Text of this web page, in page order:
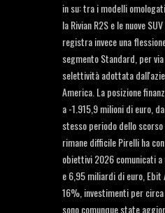
in su: tra i modelli
la Rivian R2S e le nuove
registra invece una
segmento Standard, per
selettività adottata
America. La posizione
a -1.915,9 milioni di euro,
stesso periodo dello
rimane difficile Pirelli ha
obiettivi 2026 comunicati
e 6,95 miliardi di euro,
16%, investimenti per
sono comunque state